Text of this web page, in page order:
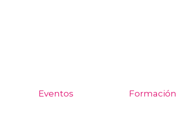
Eventos Formación